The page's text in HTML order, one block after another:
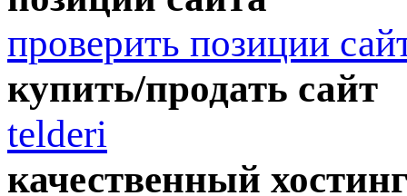
проверить позиции
купить/продать сайт
telderi
качественный